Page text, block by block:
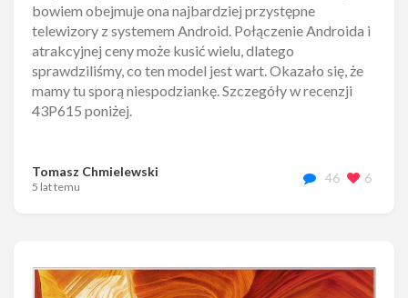
bowiem obejmuje ona najbardziej przystępne
telewizory z systemem Android. Połączenie Androida i
atrakcyjnej ceny może kusić wielu, dlatego
sprawdziliśmy, co ten model jest wart. Okazało się, że
mamy tu sporą niespodziankę. Szczegóły w recenzji
43P615 poniżej.
Tomasz Chmielewski
5 lat temu
46 6